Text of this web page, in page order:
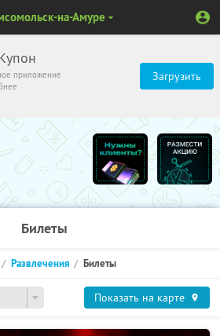
приложение
Загрузить
на-Амуре
Билеты
Развлечения Билеты
Показать на карте